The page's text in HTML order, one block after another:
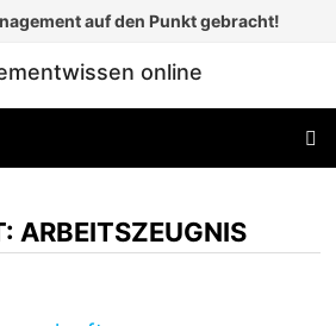
auf den Punkt gebracht!
online
ARBEITSZEUGNIS